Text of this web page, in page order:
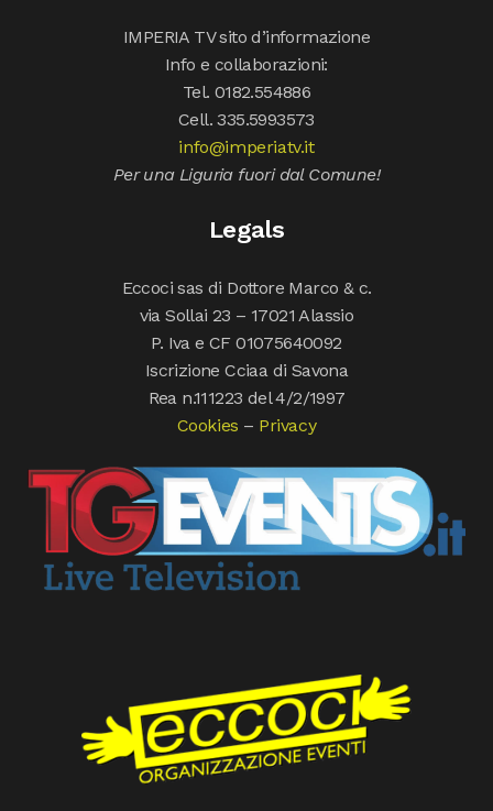
IMPERIA TV sito d’informazione
Info e collaborazioni:
Tel. 0182.554886
Cell. 335.5993573
info@imperiatv.it
Per una Liguria fuori dal Comune!
Legals
Eccoci sas di Dottore Marco & c.
via Sollai 23 – 17021 Alassio
P. Iva e CF 01075640092
Iscrizione Cciaa di Savona
Rea n.111223 del 4/2/1997
Cookies – Privacy